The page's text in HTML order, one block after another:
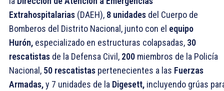
Extrahospitalarias (DAEH), 8 unidades del Cuerpo de
Bomberos del Distrito Nacional, junto con el equipo
Hurón, especializado en estructuras colapsadas, 30
rescatistas de la Defensa Civil, 200 miembros de la Policía
Nacional, 50 rescatistas pertenecientes a las Fuerzas
Armadas,y 7 unidades de la Digesett, incluyendo grúas